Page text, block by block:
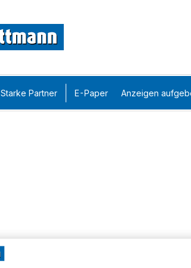
Starke Partner E-Paper Anzeigen